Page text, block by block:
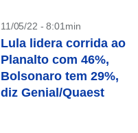
11/05/22 - 8:01min
Lula lidera corrida ao
Planalto com 46%,
Bolsonaro tem 29%,
diz Genial/Quaest